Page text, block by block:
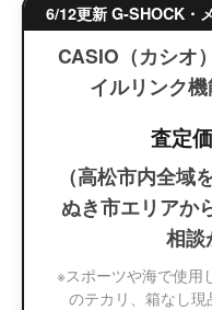
6/12更新 G-SHOCK・
CASIO（カシオ
イルリンク
査定
（高松市内全域
ぬき市エリアか
相談
※スポーツや海で使用
のテカリ、箱なし現